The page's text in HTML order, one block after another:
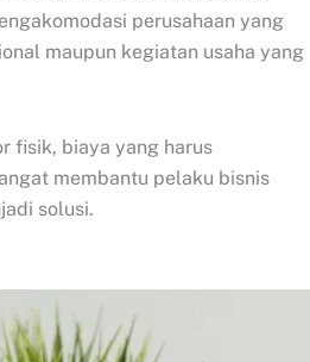
perusahaan yang
maupun kegiatan usaha yang
fisik, biaya yang harus
membantu pelaku bisnis
solusi.